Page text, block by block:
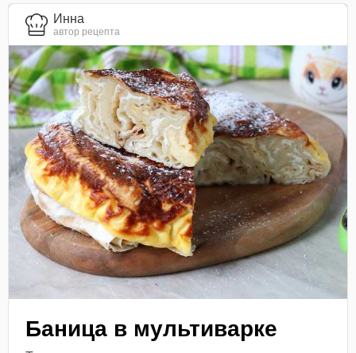
Инна
автор рецепта
Баница в мультиварке